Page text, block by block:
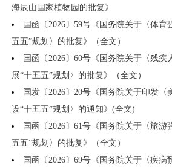
海辰山国家植物园的批复》
国函〔2026〕59号《国务院关于〈体育
五五”规划〉的批复》（全文）
国函〔2026〕60号《国务院关于〈残疾
展“十五五”规划〉的批复》（全文）
国发〔2026〕20号《国务院关于印发〈
设“十五五”规划〉的通知》(全文)
国函〔2026〕61号《国务院关于〈旅游
五五”规划〉的批复》（全文）
国函〔2026〕69号《国务院关于〈疾病